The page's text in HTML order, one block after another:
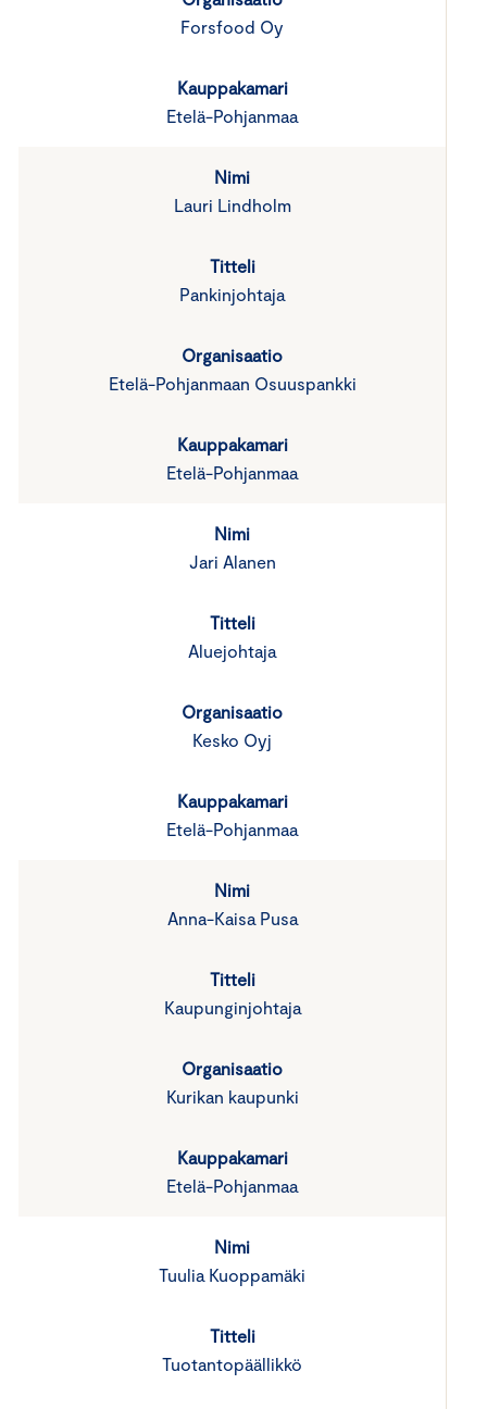
Forsfood Oy
Etelä-Pohjanmaa
Lauri Lindholm
Pankinjohtaja
Etelä-Pohjanmaan Osuuspankki
Etelä-Pohjanmaa
Jari Alanen
Aluejohtaja
Kesko Oyj
Etelä-Pohjanmaa
Anna-Kaisa Pusa
Kaupunginjohtaja
Kurikan kaupunki
Etelä-Pohjanmaa
Tuulia Kuoppamäki
Tuotantopäällikkö